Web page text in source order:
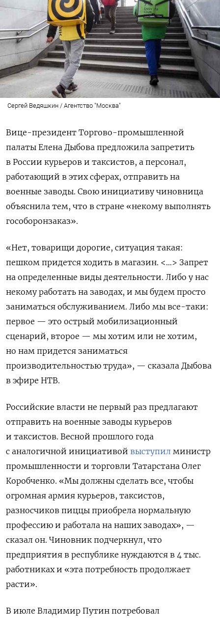
Сергей Ведяшкин / Агентство "Москва"
Вице-президент Торгово-промышленной
палаты Елена Дыбова предложила запретить
в России курьеров и таксистов, а персонал,
работающий в этих сферах, отправить на
военные заводы. Свою инициативу чиновница
объяснила тем, что в стране «некому выполнять
гособоронзаказ».
«Нет, товарищи дорогие, ситуация такая:
пешком придется ходить в магазин. <…> Запрет
на определенные виды деятельности. Либо у нас
некому работать на заводах, и мы будем просто
заниматься обслуживанием. Либо мы все-таки:
первое — это острый мобилизационный
сценарий, второе — мы хотим или не хотим,
но нам придется заниматься
производительностью труда», — сказала Дыбова
в эфире НТВ.
Российские власти не первый раз предлагают
отправить на военные заводы курьеров
и таксистов. Весной прошлого года
с аналогичной инициативой выступил министр
промышленности и торговли Татарстана Олег
Коробченко. «Мы должны сделать все, чтобы
огромная армия курьеров, таксистов,
разносчиков пиццы приобрела нормальную
профессию и работала на наших заводах», —
сказал он. Чиновник подчеркнул, что
предприятия в республике нуждаются в 4 тыс.
работниках и «эта потребность продолжает
расти».
В июле Владимир Путин потребовал